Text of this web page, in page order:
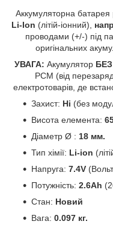
Аккумуляторна батарея
Li-Ion (літій-іонний),
проводами (+/-) під
оригінальних
УВАГА: Акумулятор БЕЗ
РСМ (від
електротоварів, де
Захист: Ні (без
Висота елемента:
Діаметр Ø : 18 мм.
Тип хімії: Li-ion
Напруга: 7.4V
Потужність: 2.6Ah
Стан: Новий
Вага: 0.097 кг.